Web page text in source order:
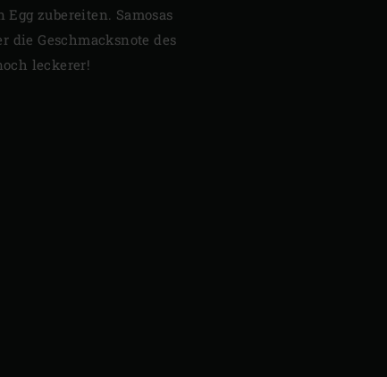
zubereiten. Samosas
die Geschmacksnote des
leckerer!